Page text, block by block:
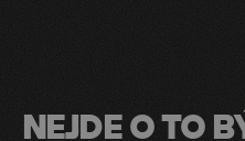
NEJDE O TO